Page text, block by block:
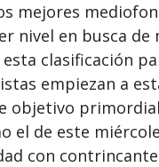
mejores
nivel en busca de
clasificación
empiezan a
objetivo
el de este
con